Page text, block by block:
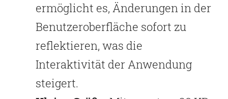
ermöglicht es, Änderungen in der
Benutzeroberfläche sofort zu
reflektieren, was die
Interaktivität der Anwendung
steigert.